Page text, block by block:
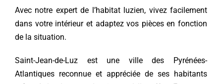
Avec notre expert de l’habitat luzien, vivez facilement
dans votre intérieur et adaptez vos pièces en fonction
de la situation.
Saint-Jean-de-Luz est une ville des Pyrénées-
Atlantiques reconnue et appréciée de ses habitants